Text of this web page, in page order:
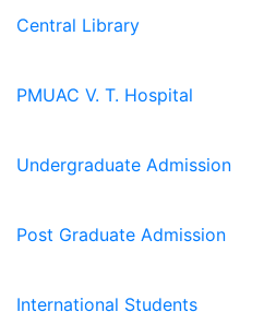
Central Library
PMUAC V. T. Hospital
Undergraduate Admission
Post Graduate Admission
International Students